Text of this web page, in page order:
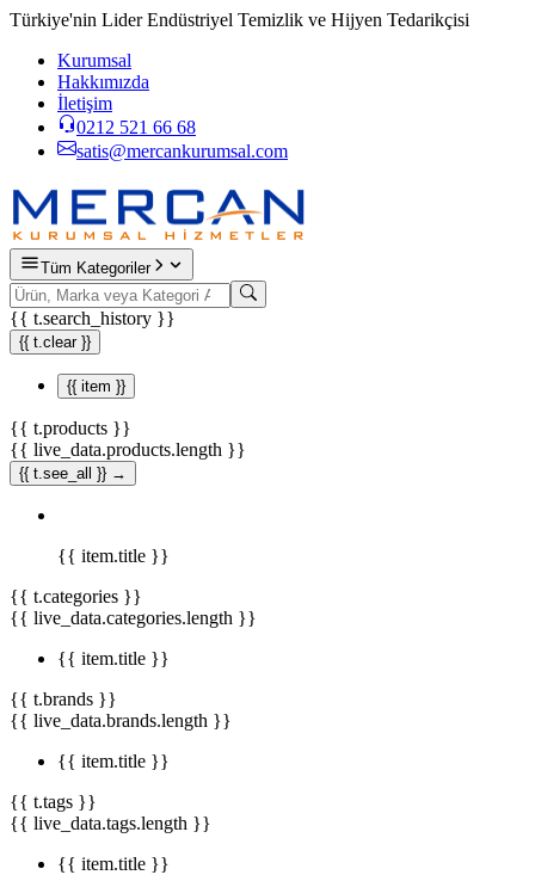
Türkiye'nin Lider Endüstriyel Temizlik ve Hijyen Tedarikçisi
Kurumsal
Hakkımızda
İletişim
0212 521 66 68
satis@mercankurumsal.com
Tüm Kategoriler
{{ t.search_history }}
{{ t.clear }}
{{ item }}
{{ t.products }}
{{ live_data.products.length }}
{{ t.see_all }} →
{{ item.title }}
{{ t.categories }}
{{ live_data.categories.length }}
{{ item.title }}
{{ t.brands }}
{{ live_data.brands.length }}
{{ item.title }}
{{ t.tags }}
{{ live_data.tags.length }}
{{ item.title }}